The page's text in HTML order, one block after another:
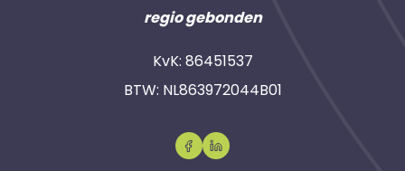
regio gebonden
KvK: 86451537
BTW: NL863972044B01